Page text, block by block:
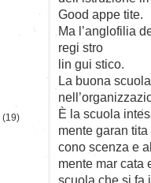
Good appe ­tite.
Ma l’anglofilia
regi ­stro
lin ­gui ­stico.
La buona
È la scuola
mente garan
cono ­scenza e
mente mar
scuola che si fa
(19)